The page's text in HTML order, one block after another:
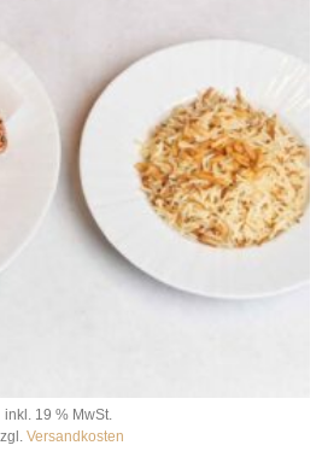
inkl. 19 % MwSt.
Versandkosten